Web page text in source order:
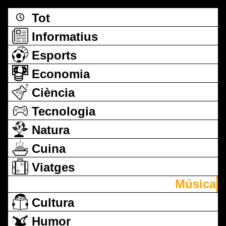
Tot
Informatius
Esports
Economia
Ciència
Tecnologia
Natura
Cuina
Viatges
Música
Cultura
Humor